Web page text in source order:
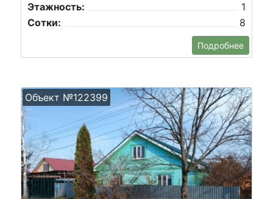
Этажность:
1
Сотки:
8
Подробнее
Объект №122399